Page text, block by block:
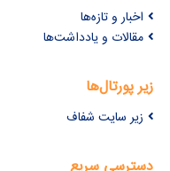
اخبار و تازه‌ها
مقالات و یادداشت‌ها
زیر پورتال‌ها
زیر سایت شفاف